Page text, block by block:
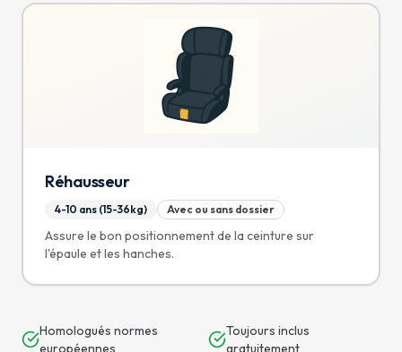
Réhausseur
4-10 ans (15-36kg) Avec ou sans dossier
Assure le bon positionnement de la ceinture sur
l'épaule et les hanches.
Homologués normes
européennes
Toujours inclus
gratuitement